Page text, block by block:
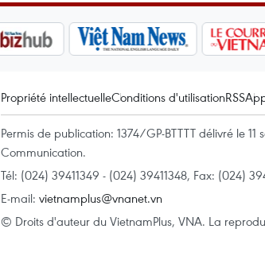
Propriété intellectuelleConditions d'utilisationRSS
Permis de publication: 1374/GP-BTTTT délivré le
Communication.
Tél: (024) 39411349 - (024) 39411348, Fax: (024)
E-mail: vietnamplus@vnanet.vn
© Droits d'auteur du VietnamPlus, VNA. La